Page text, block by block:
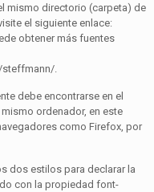
mismo directorio (carpeta) de
el siguiente enlace:
obtener más fuentes
.
debe encontrarse en el
ordenador, en este
como Firefox, por
dos estilos para declarar la
con la propiedad font-